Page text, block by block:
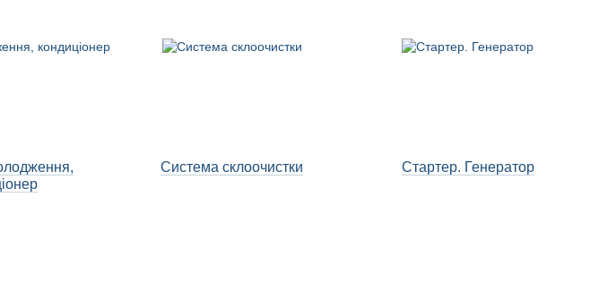
Система склоочистки Стартер. Генератор